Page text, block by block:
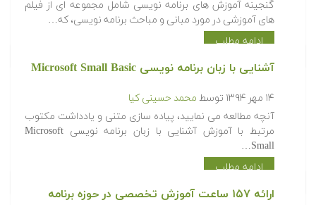
گنجینه آموزش های برنامه نویسی شامل مجموعه ای از فیلم
های آموزشی در مورد مبانی و مباحث برنامه نویسی، که…
ادامه مطلب
آشنایی با زبان برنامه نویسی Microsoft Small Basic
۱۴ مهر ۱۳۹۴ توسط محمد حسینی کیا
آنچه مطالعه می نمایید، پیاده سازی متنی و یادداشت مکتوب
مرتبط با آموزش آشنایی با زبان برنامه نویسی Microsoft
Small…
ادامه مطلب
ارائه ۱۵۷ ساعت آموزش تخصصی در حوزه برنامه